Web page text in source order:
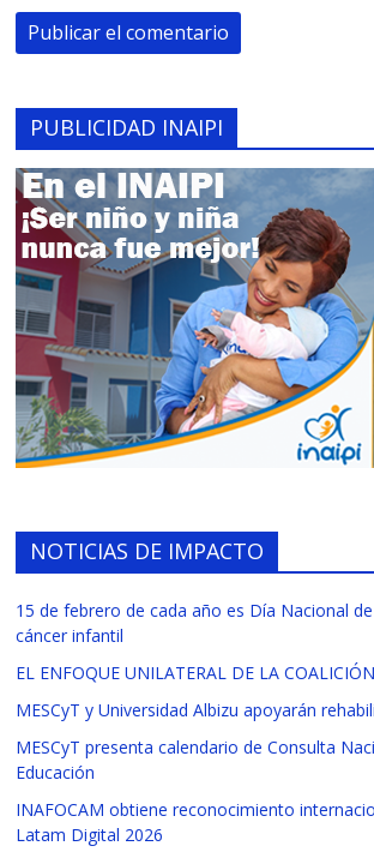
PUBLICIDAD INAIPI
NOTICIAS DE IMPACTO
15 de febrero de cada año es Día Nacional
cáncer infantil
EL ENFOQUE UNILATERAL DE LA COALICIÓN
MESCyT y Universidad Albizu apoyarán
MESCyT presenta calendario de Consulta
Educación
INAFOCAM obtiene reconocimiento
Latam Digital 2026